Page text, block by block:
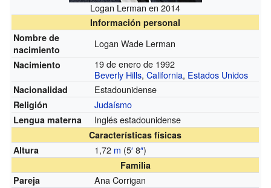
Logan Lerman en 2014
Información personal
Nombre de
nacimiento
Logan Wade Lerman
Nacimiento
19 de enero de 1992
Beverly Hills,California, Estados Unidos
Nacionalidad Estadounidense
Religión Judaísmo
Lengua materna Inglés estadounidense
Características físicas
Altura
1,72 m (5′8″)
Familia
Pareja
Ana Corrigan